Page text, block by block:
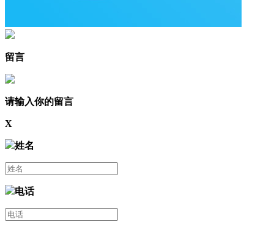
留言
请输入你的留言
X
姓名
电话